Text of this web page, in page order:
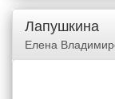
Лапушкина
Елена